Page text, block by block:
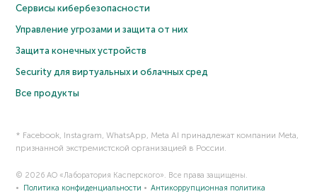
Сервисы кибербезопасности
Управление угрозами и защита от них
Защита конечных устройств
Security для виртуальных и облачных сред
Все продукты
* Facebook, Instagram, WhatsApp, Meta AI принадлежат компании Meta,
признанной экстремистской организацией в России.
© 2026 АО «Лаборатория Касперского». Все права защищены.
Политика конфиденциальности
Антикоррупционная политика